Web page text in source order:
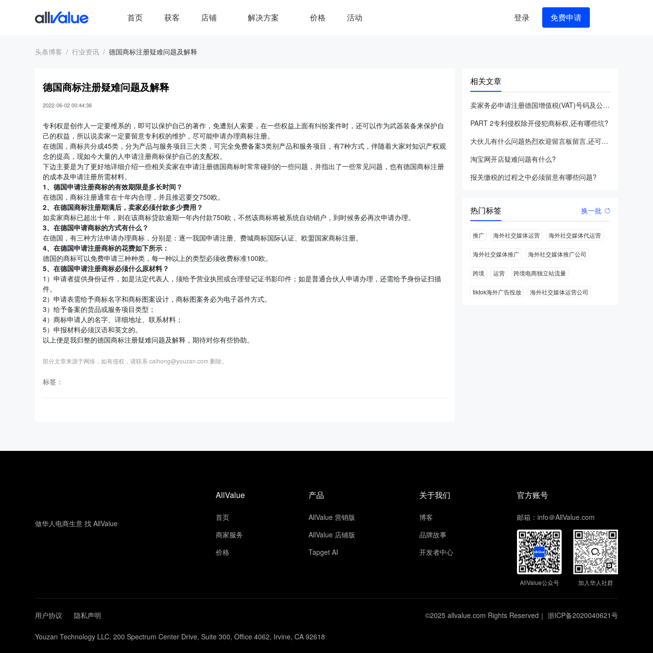
首页 获客 店铺 解决方案 价格 活动 登录 免费申请
头条博客 行业资讯 德国商标注册疑难问题及解释
德国商标注册疑难问题及解释
2022-06-02 00:44:36
专利权是创作人一定要维系的，即可以保护自己的著作，免遭别人索要，在一些权益上面有纠纷案件时，还可以作为武器装备来保护自
己的权益，所以说卖家一定要留意专利权的维护，尽可能申请办理商标注册。
在德国，商标共分成45类，分为产品与服务项目三大类，可完全免费备案3类别产品和服务项目，有7种方式，伴随着大家对知识产权观
念的提高，现如今大量的人申请注册商标保护自己的支配权。
下边主要是为了更好地详细介绍一些相关卖家在申请注册德国商标时常常碰到的一些问题，并指出了一些常见问题，也有德国商标注册
的成本及申请注册所需材料。
1、德国申请注册商标的有效期限是多长时间？
在德国，商标注册通常在十年内合理，并且推迟要交750欧。
2、在德国商标注册期满后，卖家必须付款多少费用？
如卖家商标已超出十年，则在该商标贷款逾期一年内付款750欧，不然该商标将被系统自动销户，到时候务必再次申请办理。
3、在德国申请商标的方式有什么？
在德国，有三种方法申请办理商标，分别是：逐一我国申请注册、费城商标国际认证、欧盟国家商标注册。
4、在德国申请注册商标的花费如下所示：
德国的商标可以免费申请三种种类，每一种以上的类型必须收费标准100欧。
5、在德国申请注册商标必须什么原材料？
1）申请者提供身份证件，如是法定代表人，须给予营业执照或合理登记证书影印件；如是普通合伙人申请办理，还需给予身份证扫描
件。
2）申请表需给予商标名字和商标图案设计，商标图案务必为电子器件方式。
3）给予备案的货品或服务项目类型；
4）商标申请人的名字、详细地址、联系材料；
5）申报材料必须汉语和英文的。
以上便是我归整的德国商标注册疑难问题及解释，期待对你有些协助。
部分文章来源于网络，如有侵权，请联系 caihong@youzan.com 删除。
标签：
相关文章
卖家务必申请注册德国增值税(VAT)号码及公司信息
PART 2专利侵权除开侵犯商标权,还有哪些坑?
大伙儿有什么问题热烈欢迎留言板留言,还可以立即联系我,协助解
淘宝网开店疑难问题有什么?
报关缴税的过程之中必须留意有哪些问题?
热门标签 换一批
推广 海外社交媒体运营 海外社交媒体代运营
海外社交媒体推广 海外社交媒体推广公司
跨境 运营 跨境电商独立站流量
tiktok海外广告投放 海外社交媒体运营公司
做华人电商生意 找 AllValue
AllValue
首页
商家服务
价格
产品
AllValue 营销版
AllValue 店铺版
Tapget AI
关于我们
博客
品牌故事
开发者中心
官方账号
邮箱：info＠AllValue.com
AllValue公众号 加入华人社群
用户协议 隐私声明 ©2025 allvalue.com Rights Reserved｜ 浙ICP备2020040621号
Youzan Technology LLC. 200 Spectrum Center Drive, Suite 300, Office 4062, Irvine, CA 92618